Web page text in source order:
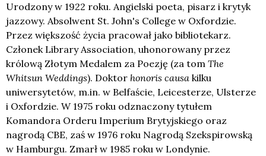
Urodzony w 1922 roku. Angielski poeta, pisarz i krytyk
jazzowy. Absolwent St. John's College w Oxfordzie.
Przez większość życia pracował jako bibliotekarz.
Członek Library Association, uhonorowany przez
królową Złotym Medalem za Poezję (za tom The
Whitsun Weddings). Doktor honoris causa kilku
uniwersytetów, m.in. w Belfaście, Leicesterze, Ulsterze
i Oxfordzie. W 1975 roku odznaczony tytułem
Komandora Orderu Imperium Brytyjskiego oraz
nagrodą CBE, zaś w 1976 roku Nagrodą Szekspirowską
w Hamburgu. Zmarł w 1985 roku w Londynie.